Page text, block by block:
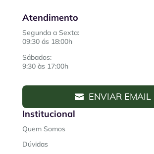
Institucional
Quem Somos
Dúvidas
Atendimento
Segunda a Sexta:
09:30 ás 18:00h
Sábados:
9:30 às 17:00h
ENVIAR EMAIL